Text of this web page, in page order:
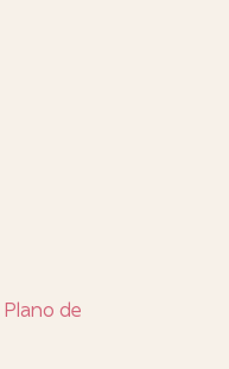
Plano de